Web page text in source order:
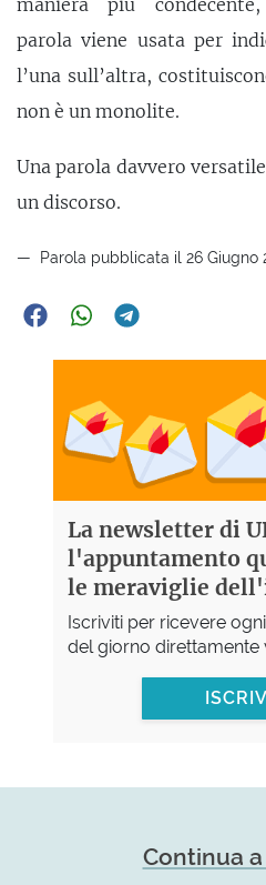
maniera più
parola viene usata per
l’una sull’altra,
non è un monolite.
Una parola davvero
un discorso.
Parola pubblicata il 26 Giugno
La newsletter di
l'appuntamento
le meraviglie
Iscriviti per ricevere
del giorno direttamente
Continua